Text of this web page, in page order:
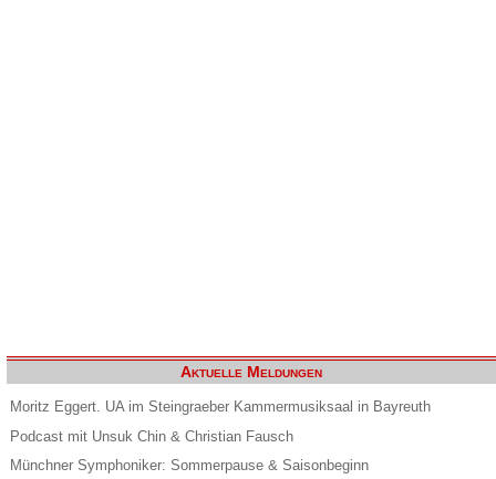
Aktuelle Meldungen
Moritz Eggert. UA im Steingraeber Kammermusiksaal in Bayreuth
Podcast mit Unsuk Chin & Christian Fausch
Münchner Symphoniker: Sommerpause & Saisonbeginn